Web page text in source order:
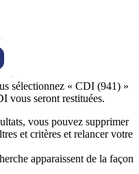
sélectionnez « CDI (941) »
vous seront restituées.
vous pouvez supprimer
et critères et relancer votre
apparaissent de la façon